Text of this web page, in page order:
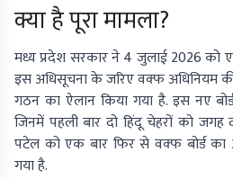
क्या है पूरा मामला?
मध्य प्रदेश सरकार ने 4 जुलाई 2026 को
इस अधिसूचना के जरिए वक्फ अधिनियम
गठन का ऐलान किया गया है. इस नए
जिनमें पहली बार दो हिंदू चेहरों को
पटेल को एक बार फिर से वक्फ बोर्ड का
गया है.